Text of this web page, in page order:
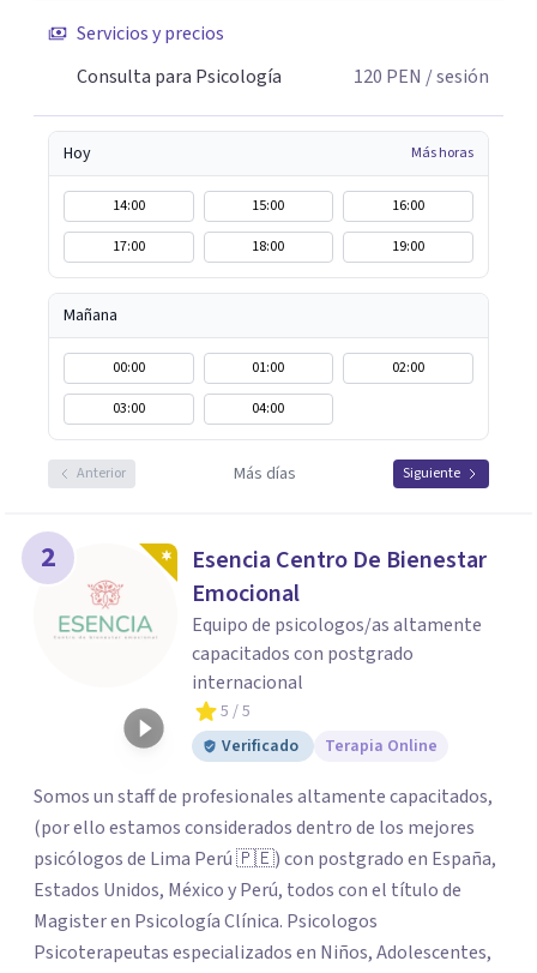
Servicios y precios
Consulta para Psicología
120 PEN / sesión
Hoy Más horas
14:00 15:00
16:00
17:00
18:00 19:00
Mañana
00:00 01:00
02:00
03:00
04:00
Anterior Más días Siguiente
2
Esencia Centro De Bienestar
Emocional
Equipo de psicologos/as altamente
capacitados con postgrado
internacional
5 / 5
Verificado
Terapia Online
Somos un staff de profesionales altamente capacitados,
(por ello estamos considerados dentro de los mejores
psicólogos de Lima Perú 🇵🇪) con postgrado en España,
Estados Unidos, México y Perú, todos con el título de
Magister en Psicología Clínica. Psicologos
Psicoterapeutas especializados en Niños, Adolescentes,